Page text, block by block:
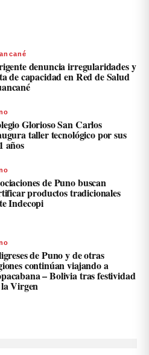
denuncia irregularidades y
de capacidad en Red de Salud
Glorioso San Carlos
taller tecnológico por sus
años
de Puno buscan
productos tradicionales
Indecopi
de Puno y de otras
continúan viajando a
– Bolivia tras festividad
Virgen